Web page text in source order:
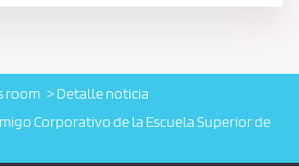
room
Detalle noticia
Corporativo de la Escuela Superior de